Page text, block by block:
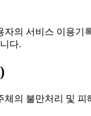
의 서비스 이용
다.
의 불만처리 및